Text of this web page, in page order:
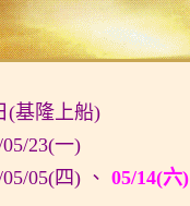
(基隆上船)
23(一)
05(四) 、 05/14(六)